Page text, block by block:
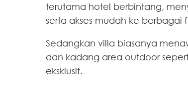
terutama hotel berbintang,
serta akses mudah ke berbagai
Sedangkan villa biasanya
dan kadang area outdoor
eksklusif.